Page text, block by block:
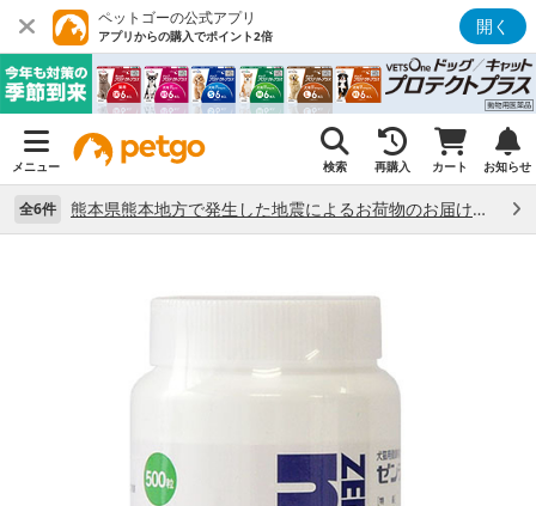
ペットゴーの公式アプリ
アプリからの購入でポイント2倍 開く
メニュー 検索 再購入 カート お知らせ
全6件 熊本県熊本地方で発生した地震によるお荷物のお届け状況について （7/28）